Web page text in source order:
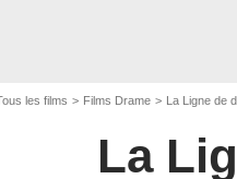
les films Films Drame La Ligne de
La